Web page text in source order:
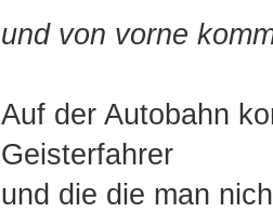
und von vorne
Auf der Autobahn
Geisterfahrer
und die die man